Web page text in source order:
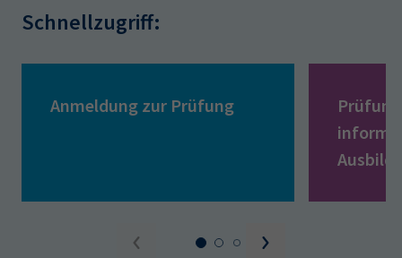
Schnellzugriff:
Anmeldung zur Prüfung